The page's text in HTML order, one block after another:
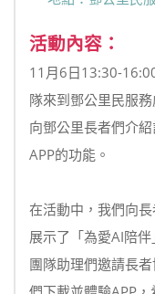
活動內容：
11月6日13:30-
隊來到鄧公里民服
向鄧公里長者們介
APP的功能。
在活動中，我們向
展示了「為愛AI陪
團隊助理們邀請長